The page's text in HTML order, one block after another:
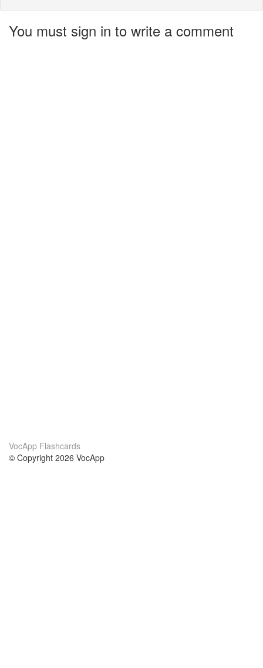
You must sign in to write a comment
VocApp Flashcards
© Copyright 2026 VocApp